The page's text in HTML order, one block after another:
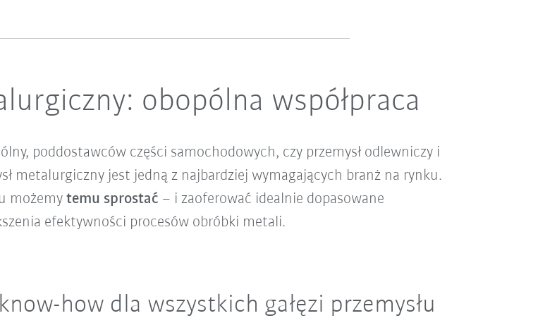
obopólna współpraca
poddostawców części samochodowych, czy przemysł odlewniczy i
metalurgiczny jest jedną z najbardziej wymagających branż na rynku.
możemytemu sprostać – i zaoferować idealnie dopasowane
efektywności procesów obróbki metali.
how dla wszystkich gałęzi przemysłu